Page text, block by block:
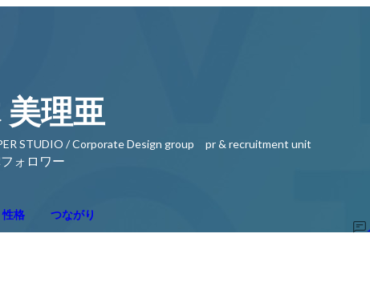
理亜
STUDIO / Corporate Design group pr & recruitment unit
フォロワー
性格 つながり